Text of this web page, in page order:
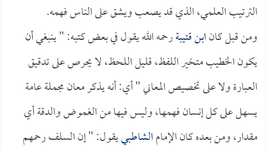
الترتيب العلمي، الذي قد يصعب ويشق على الناس فهمه.
ومن قبل كانابن قتيبةرحمه الله يقول في بعض كتبه: " ينبغي أن
يكون الخطيب متخير اللفظ، قليل اللحظ، لا يحرص على تدقيق
العبارة ولا على تخصيص المعاني " أي: أنه يذكر معان مجملة عامة
يسهل على كل إنسان فهمها، وليس فيها من الغموض والدقة أي
مقدار، ومن بعده كان الإمامالشاطبييقول: " إن السلف رحمهم